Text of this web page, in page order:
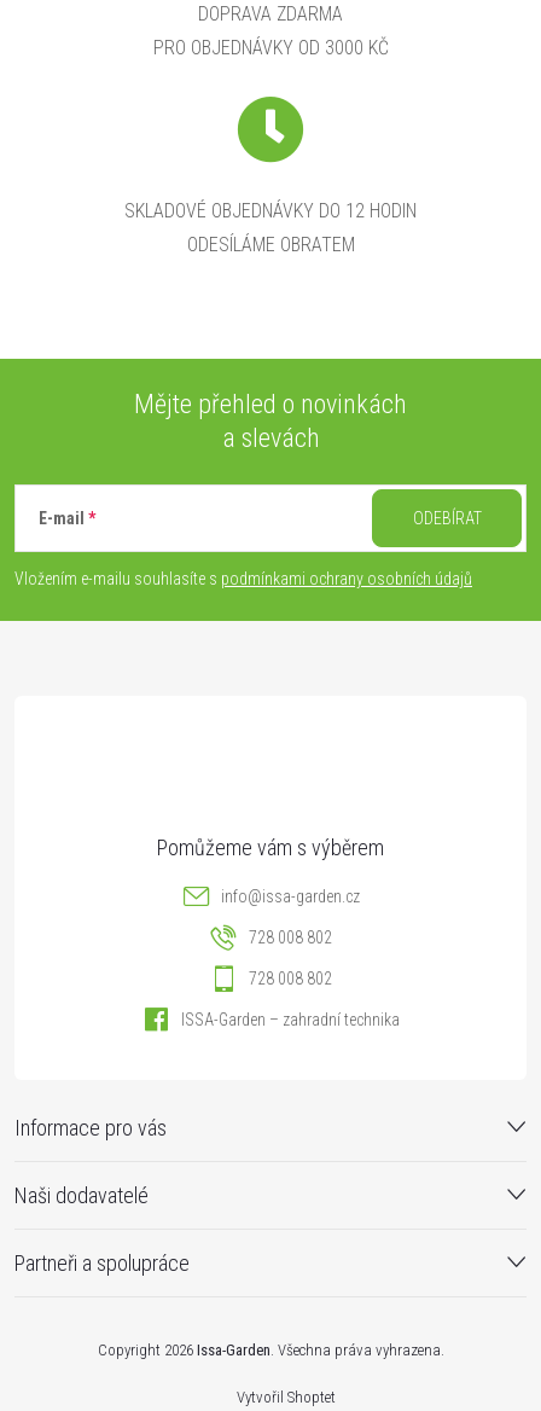
DOPRAVA ZDARMA
PRO OBJEDNÁVKY OD 3000 KČ
SKLADOVÉ OBJEDNÁVKY DO 12 HODIN
ODESÍLÁME OBRATEM
p
Mějte přehled o novinkách
a slevách
E-mail
Vložením e-mailu souhlasíte s podmínkami ochrany osobních údajů
ODEBÍRAT
Informace pro vás
info@issa-garden.cz
728 008 802
728 008 802
ISSA-Garden – zahradní technika
Naši dodavatelé
Partneři a spolupráce
Vytvořil Shoptet
Copyright 2026 Issa-Garden . Všechna práva vyhrazena.